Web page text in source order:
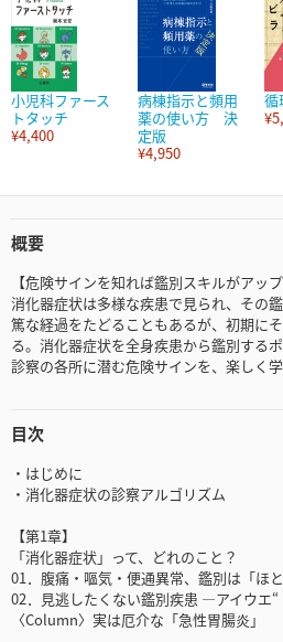
小児科ファース
トタッチ
¥4,400
病棟指示と頻用
薬の使い方 決
定版
¥4,950
循
概要
【危険サインを知れば鑑別スキルがアップ
消化器症状は多様な疾患で見られ、その
篤な経過をたどることもあるが、初期に
る。消化器症状を全身疾患から鑑別する
診察の各所に潜む危険サインを、楽しく学
目次
・はじめに
・消化器症状の診察アルゴリズム
【第1章】
「消化器症状」って、どれのこと？
01．腹痛・嘔気・便通異常、鑑別は「ほと
02．見逃したくない鑑別疾患 ―アイウエ
〈Column〉実は厄介な「急性胃腸炎」